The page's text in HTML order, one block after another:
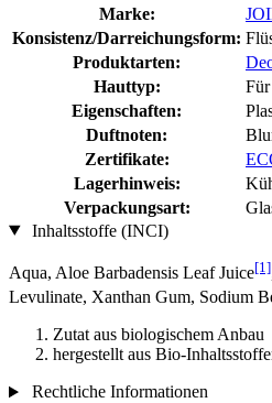
Marke:
Konsistenz/Darreichungsform:
Produktarten:
Hauttyp:
Eigenschaften:
Duftnoten:
Zertifikate:
Lagerhinweis:
Verpackungsart:
Inhaltsstoffe (INCI)
Aqua, Aloe Barbadensis Leaf Juice[1]
Levulinate, Xanthan Gum, Sodium
Zutat aus biologischem Anbau
hergestellt aus Bio-
Rechtliche Informationen